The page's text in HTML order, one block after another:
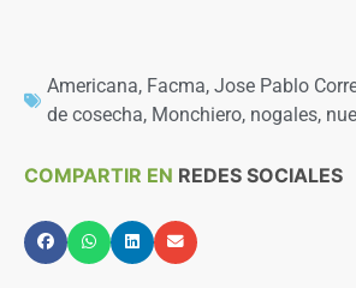
Americana, Facma, Jose Pablo
de cosecha, Monchiero, nogales,
COMPARTIR EN REDES SOCIALES